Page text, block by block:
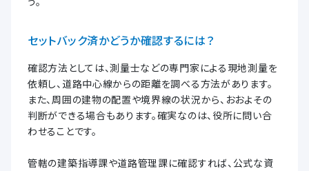
セットバック済かどうか確認するには？
確認方法としては、測量士などの専門家による現地測量を
依頼し、道路中心線からの距離を調べる方法があります。
また、周囲の建物の配置や境界線の状況から、おおよその
判断ができる場合もあります。確実なのは、役所に問い合
わせることです。
管轄の建築指導課や道路管理課に確認すれば、公式な資